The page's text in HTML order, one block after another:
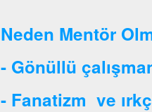
Neden Mentör
- Gönüllü
- Fanatizm ve